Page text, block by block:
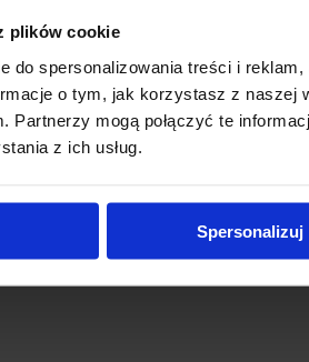
plików cookie
do spersonalizowania treści i
o tym, jak korzystasz z naszej
Partnerzy mogą połączyć te
z ich usług.
Spersonalizuj